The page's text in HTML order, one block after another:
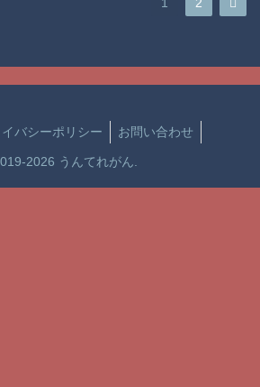
バシーポリシー お問い合わせ
2026 うんてれがん.